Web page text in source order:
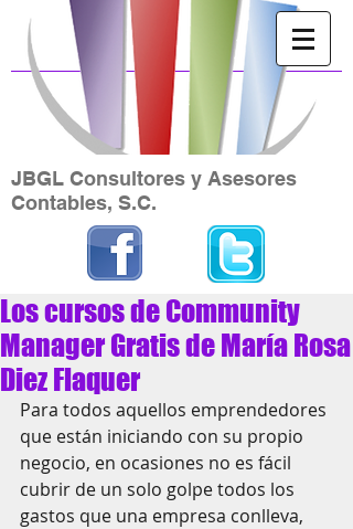
JBGL Consultores y Asesores
Contables, S.C.
Los cursos de Community
Manager Gratis de María Rosa
Diez Flaquer
Para todos aquellos emprendedores
que están iniciando con su propio
negocio, en ocasiones no es fácil
cubrir de un solo golpe todos los
gastos que una empresa conlleva,